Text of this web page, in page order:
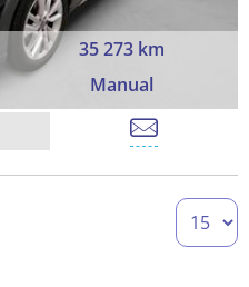
35 273 km
Manual